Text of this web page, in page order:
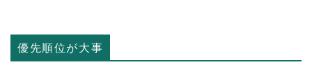
優先順位が大事